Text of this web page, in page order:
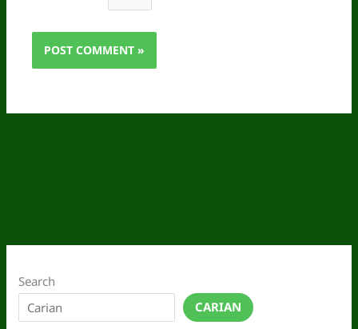
Search
CARIAN